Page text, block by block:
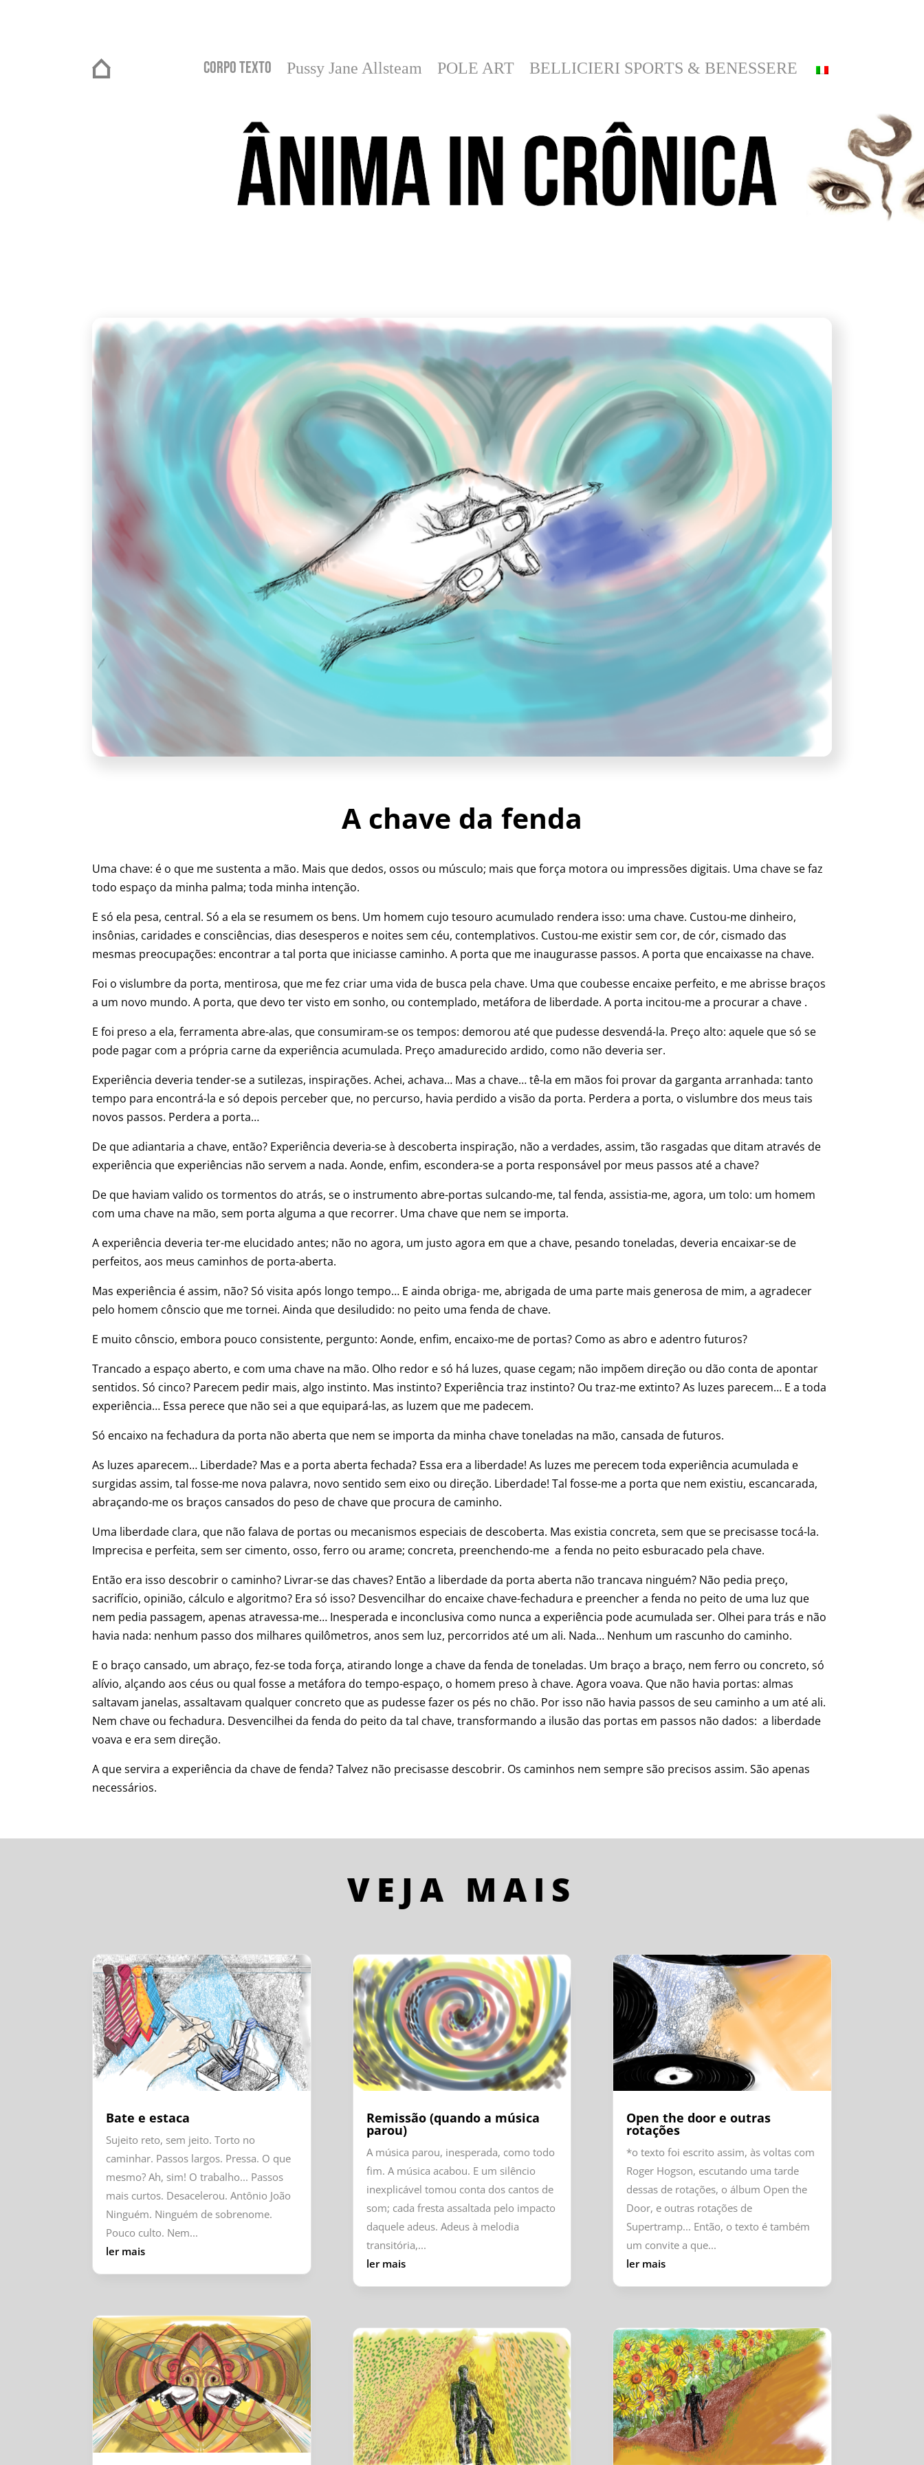
Corpo Texto Pussy Jane Allsteam POLE ART BELLICIERI SPORTS & BENESSERE
A chave da fenda
Uma chave: é o que me sustenta a mão. Mais que dedos, ossos ou músculo; mais que força motora ou impressões digitais. Uma chave se faz
todo espaço da minha palma; toda minha intenção.
E só ela pesa, central. Só a ela se resumem os bens. Um homem cujo tesouro acumulado rendera isso: uma chave. Custou-me dinheiro,
insônias, caridades e consciências, dias desesperos e noites sem céu, contemplativos. Custou-me existir sem cor, de cór, cismado das
mesmas preocupações: encontrar a tal porta que iniciasse caminho. A porta que me inaugurasse passos. A porta que encaixasse na chave.
Foi o vislumbre da porta, mentirosa, que me fez criar uma vida de busca pela chave. Uma que coubesse encaixe perfeito, e me abrisse braços
a um novo mundo. A porta, que devo ter visto em sonho, ou contemplado, metáfora de liberdade. A porta incitou-me a procurar a chave .
E foi preso a ela, ferramenta abre-alas, que consumiram-se os tempos: demorou até que pudesse desvendá-la. Preço alto: aquele que só se
pode pagar com a própria carne da experiência acumulada. Preço amadurecido ardido, como não deveria ser.
Experiência deveria tender-se a sutilezas, inspirações. Achei, achava… Mas a chave… tê-la em mãos foi provar da garganta arranhada: tanto
tempo para encontrá-la e só depois perceber que, no percurso, havia perdido a visão da porta. Perdera a porta, o vislumbre dos meus tais
novos passos. Perdera a porta…
De que adiantaria a chave, então? Experiência deveria-se à descoberta inspiração, não a verdades, assim, tão rasgadas que ditam através de
experiência que experiências não servem a nada. Aonde, enfim, escondera-se a porta responsável por meus passos até a chave?
De que haviam valido os tormentos do atrás, se o instrumento abre-portas sulcando-me, tal fenda, assistia-me, agora, um tolo: um homem
com uma chave na mão, sem porta alguma a que recorrer. Uma chave que nem se importa.
A experiência deveria ter-me elucidado antes; não no agora, um justo agora em que a chave, pesando toneladas, deveria encaixar-se de
perfeitos, aos meus caminhos de porta-aberta.
Mas experiência é assim, não? Só visita após longo tempo… E ainda obriga- me, abrigada de uma parte mais generosa de mim, a agradecer
pelo homem cônscio que me tornei. Ainda que desiludido: no peito uma fenda de chave.
E muito cônscio, embora pouco consistente, pergunto: Aonde, enfim, encaixo-me de portas? Como as abro e adentro futuros?
Trancado a espaço aberto, e com uma chave na mão. Olho redor e só há luzes, quase cegam; não impõem direção ou dão conta de apontar
sentidos. Só cinco? Parecem pedir mais, algo instinto. Mas instinto? Experiência traz instinto? Ou traz-me extinto? As luzes parecem… E a toda
experiência… Essa perece que não sei a que equipará-las, as luzem que me padecem.
Só encaixo na fechadura da porta não aberta que nem se importa da minha chave toneladas na mão, cansada de futuros.
As luzes aparecem… Liberdade? Mas e a porta aberta fechada? Essa era a liberdade! As luzes me perecem toda experiência acumulada e
surgidas assim, tal fosse-me nova palavra, novo sentido sem eixo ou direção. Liberdade! Tal fosse-me a porta que nem existiu, escancarada,
abraçando-me os braços cansados do peso de chave que procura de caminho.
Uma liberdade clara, que não falava de portas ou mecanismos especiais de descoberta. Mas existia concreta, sem que se precisasse tocá-la.
Imprecisa e perfeita, sem ser cimento, osso, ferro ou arame; concreta, preenchendo-me a fenda no peito esburacado pela chave.
Então era isso descobrir o caminho? Livrar-se das chaves? Então a liberdade da porta aberta não trancava ninguém? Não pedia preço,
sacrifício, opinião, cálculo e algoritmo? Era só isso? Desvencilhar do encaixe chave-fechadura e preencher a fenda no peito de uma luz que
nem pedia passagem, apenas atravessa-me… Inesperada e inconclusiva como nunca a experiência pode acumulada ser. Olhei para trás e não
havia nada: nenhum passo dos milhares quilômetros, anos sem luz, percorridos até um ali. Nada… Nenhum um rascunho do caminho.
E o braço cansado, um abraço, fez-se toda força, atirando longe a chave da fenda de toneladas. Um braço a braço, nem ferro ou concreto, só
alívio, alçando aos céus ou qual fosse a metáfora do tempo-espaço, o homem preso à chave. Agora voava. Que não havia portas: almas
saltavam janelas, assaltavam qualquer concreto que as pudesse fazer os pés no chão. Por isso não havia passos de seu caminho a um até ali.
Nem chave ou fechadura. Desvencilhei da fenda do peito da tal chave, transformando a ilusão das portas em passos não dados: a liberdade
voava e era sem direção.
A que servira a experiência da chave de fenda? Talvez não precisasse descobrir. Os caminhos nem sempre são precisos assim. São apenas
necessários.
VEJA MAIS
Bate e estaca
Sujeito reto, sem jeito. Torto no
caminhar. Passos largos. Pressa. O que
mesmo? Ah, sim! O trabalho... Passos
mais curtos. Desacelerou. Antônio João
Ninguém. Ninguém de sobrenome.
Pouco culto. Nem...
ler mais
Remissão (quando a música
parou)
A música parou, inesperada, como todo
fim. A música acabou. E um silêncio
inexplicável tomou conta dos cantos de
som; cada fresta assaltada pelo impacto
daquele adeus. Adeus à melodia
transitória,...
ler mais
Open the door e outras
rotações
*o texto foi escrito assim, às voltas com
Roger Hogson, escutando uma tarde
dessas de rotações, o álbum Open the
Door, e outras rotações de
Supertramp... Então, o texto é também
um convite a que...
ler mais